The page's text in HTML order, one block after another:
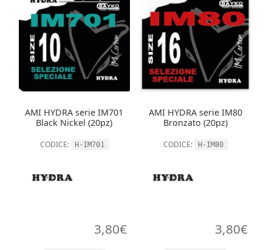
varianti.
Le
opzioni
possono
scelte
pagina
del
varianti.
Le
opzioni
possono
essere
scelte
pagina
AMI HYDRA serie IM701
Black Nickel (20pz)
CODICE: H-IM701
3,80€
AMI HYDRA serie IM80
Bronzato (20pz)
CODICE: H-IM80
3,80€